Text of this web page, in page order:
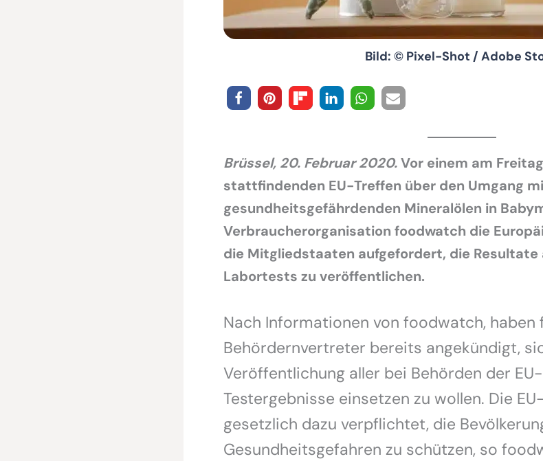
Bild: © Pixel-Shot / Adobe
Brüssel, 20. Februar 2020.Vor einem am
stattfindenden EU-Treffen über den Umgang
gesundheitsgefährdenden Mineralölen in
Verbraucherorganisation foodwatch die
die Mitgliedstaaten aufgefordert, die Resultate
Labortests zu veröffentlichen.
Nach Informationen von foodwatch, haben
Behördernvertreter bereits angekündigt,
Veröffentlichung aller bei Behörden der
Testergebnisse einsetzen zu wollen. Die
gesetzlich dazu verpflichtet, die
Gesundheitsgefahren zu schützen, so